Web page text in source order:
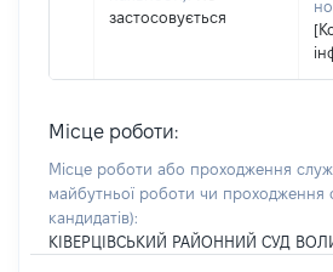
застосовується
Місце роботи:
Місце роботи або проходження
майбутньої роботи чи проходження
кандидатів):
КІВЕРЦІВСЬКИЙ РАЙОННИЙ СУД